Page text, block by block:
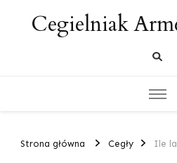
Cegielniak
Strona główna Cegły Ile